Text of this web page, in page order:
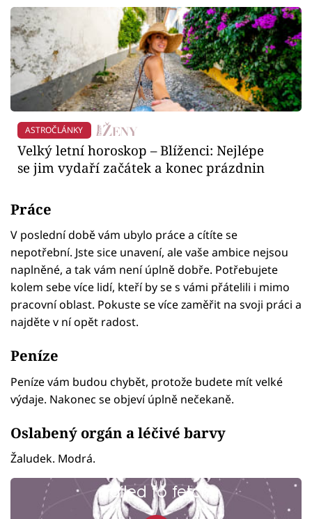
ASTROČLÁNKY
Velký letní horoskop – Blíženci: Nejlépe
se jim vydaří začátek a konec prázdnin
Práce
V poslední době vám ubylo práce a cítíte se
nepotřební. Jste sice unavení, ale vaše ambice nejsou
naplněné, a tak vám není úplně dobře. Potřebujete
kolem sebe více lidí, kteří by se s vámi přátelili i mimo
pracovní oblast. Pokuste se více zaměřit na svoji práci a
najděte v ní opět radost.
Peníze
Peníze vám budou chybět, protože budete mít velké
výdaje. Nakonec se objeví úplně nečekaně.
Oslabený orgán a léčivé barvy
Žaludek. Modrá.
Failed to fetch